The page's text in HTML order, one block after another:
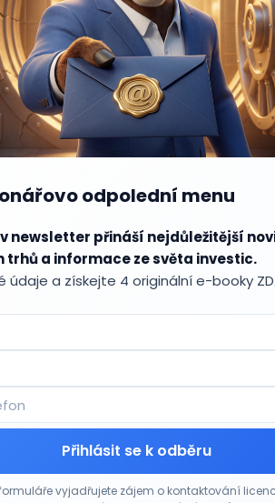
odpolední menu
newsletter přináší nejdůležitější
trhů a informace ze světa investic.
údaje a získejte 4 originální e-booky
Přihlásit se k odběru
vyjadřujete zájem o kontaktování
příležitosti
srazily akcie T-Mobile, AT&T